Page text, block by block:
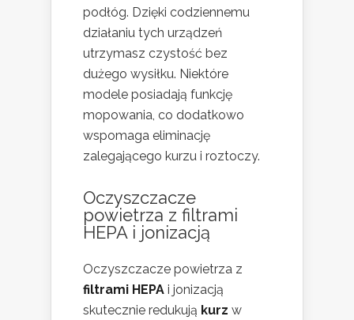
podłóg. Dzięki codziennemu
działaniu tych urządzeń
utrzymasz czystość bez
dużego wysiłku. Niektóre
modele posiadają funkcję
mopowania, co dodatkowo
wspomaga eliminację
zalegającego kurzu i roztoczy.
Oczyszczacze
powietrza z filtrami
HEPA i jonizacją
Oczyszczacze powietrza z
filtrami HEPA i jonizacją
skutecznie redukują kurz w